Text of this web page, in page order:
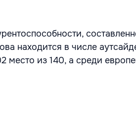
находится в числе
место из 140, а среди